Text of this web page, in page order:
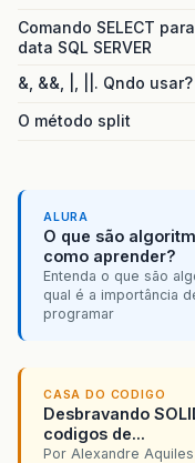
Comando SELECT
data SQL SERVER
&, &&, |, ||. Qndo usar?
O método split
ALURA
O que são
como aprender?
Entenda o que são
qual é a importância
programar
CASA DO CODIGO
Desbravando
codigos de...
Por Alexandre